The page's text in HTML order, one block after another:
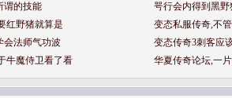
谓的技能
咢行会内得到黑
红野猪就算是
变态私服传奇,不
会法师气功波
变态传奇3刺客应
牛魔侍卫看了看
华夏传奇论坛,一